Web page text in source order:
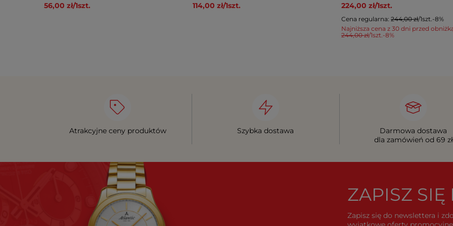
56,00 zł/1szt. 114,00 zł/1szt. 224,00 zł/1szt.
Najniższa cena z 30 dni przed
244,00 zł/1szt.-8%
Cena regularna: 244,00 zł/1szt.-8%
Atrakcyjne ceny produktów Szybka dostawa
Darmowa dostawa
dla zamówień od 69 zł
ZAPISZ SIĘ
Zapisz się do newslettera i